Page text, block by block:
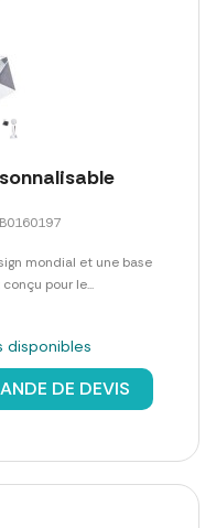
mondial et une base
pour le...
disponibles
DE DEVIS